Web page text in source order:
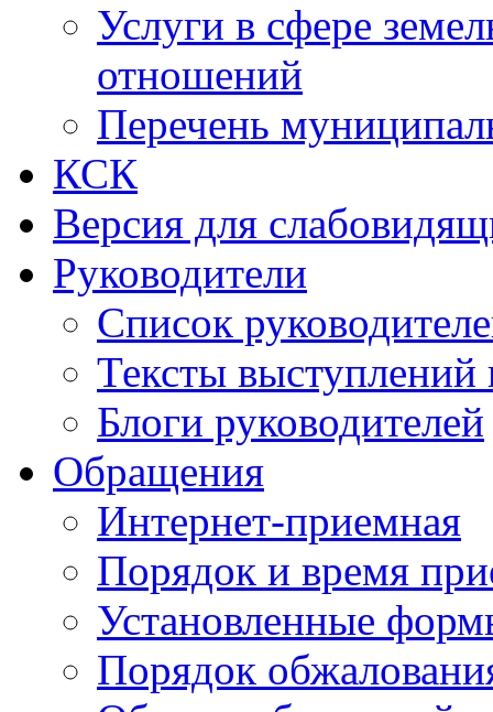
Услуги в сфере
отношений
Перечень
КСК
Версия для
Руководители
Список
Тексты выступлений
Блоги руководителей
Обращения
Интернет-приемная
Порядок и время
Установленные
Порядок